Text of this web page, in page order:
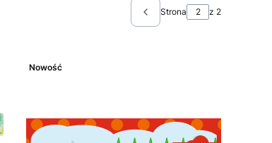
Poprzednie produkty
Strona z 2
Nowość